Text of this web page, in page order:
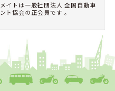
イトは一般社団法人 全国自動車
ト協会の正会員です 。